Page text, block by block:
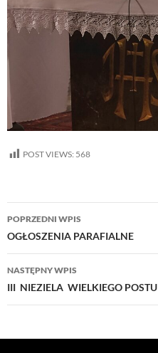
POST VIEWS: 568
Nawigacja
wpisu
POPRZEDNI WPIS
OGŁOSZENIA PARAFIALNE
NASTĘPNY WPIS
III NIEZIELA WIELKIEGO POSTU